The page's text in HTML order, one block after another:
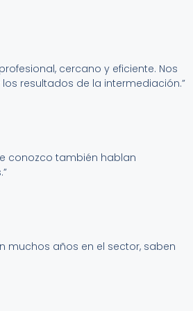
cercano y eficiente. Nos
resultados de la intermediación.”
conozco también hablan
muchos años en el sector, saben